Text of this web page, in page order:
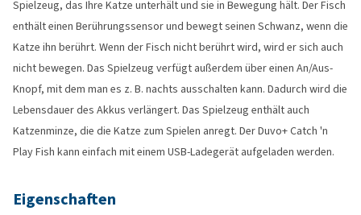
Spielzeug, das Ihre Katze unterhält und sie in Bewegung hält. Der Fisch
enthält einen Berührungssensor und bewegt seinen Schwanz, wenn die
Katze ihn berührt. Wenn der Fisch nicht berührt wird, wird er sich auch
nicht bewegen. Das Spielzeug verfügt außerdem über einen An/Aus-
Knopf, mit dem man es z. B. nachts ausschalten kann. Dadurch wird die
Lebensdauer des Akkus verlängert. Das Spielzeug enthält auch
Katzenminze, die die Katze zum Spielen anregt. Der Duvo+ Catch 'n
Play Fish kann einfach mit einem USB-Ladegerät aufgeladen werden.
Eigenschaften